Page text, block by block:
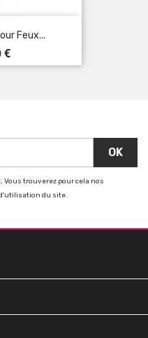
Feux...
€
trouverez pour cela nos
du site.